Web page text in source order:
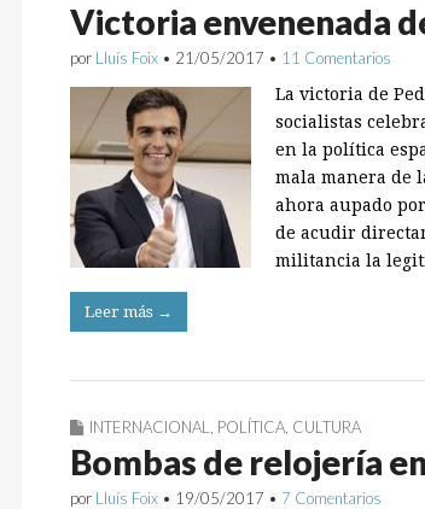
Victoria envenenada
por Lluís Foix • 21/05/2017 • 11 Comentarios
La victoria de
socialistas
en la política
mala manera de
ahora aupado
de acudir
militancia la
Leer más →
INTERNACIONAL POLÍTICA CULTURA
Bombas de relojería
por Lluís Foix • 19/05/2017 • 7 Comentarios